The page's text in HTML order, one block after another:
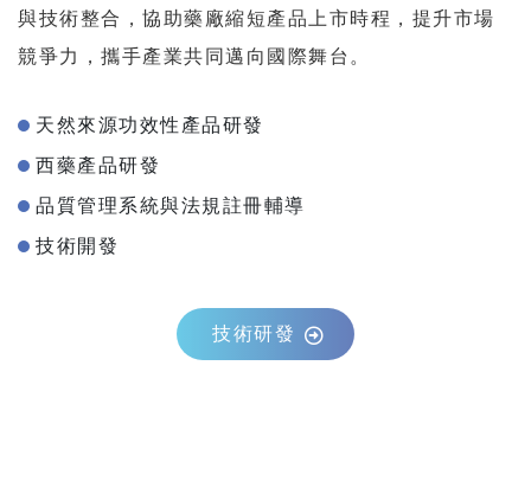
與技術整合，協助藥廠縮短產品上市時程，提升市場
競爭力，攜手產業共同邁向國際舞台。
天然來源功效性產品研發
西藥產品研發
品質管理系統與法規註冊輔導
技術開發
技術研發